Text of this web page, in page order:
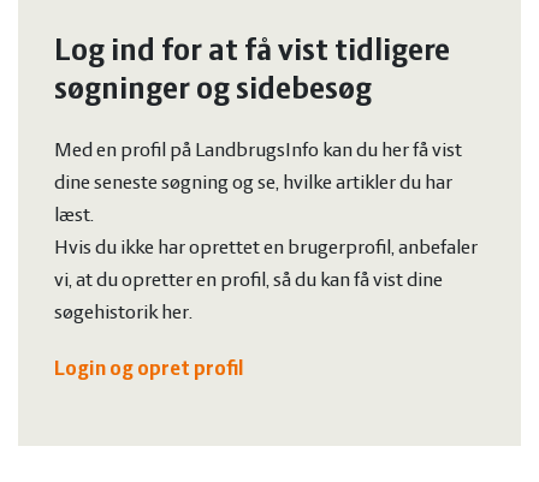
Log ind for at få vist tidligere
søgninger og sidebesøg
Med en profil på LandbrugsInfo kan du her få vist
dine seneste søgning og se, hvilke artikler du har
læst.
Hvis du ikke har oprettet en brugerprofil, anbefaler
vi, at du opretter en profil, så du kan få vist dine
søgehistorik her.
Login og opret profil